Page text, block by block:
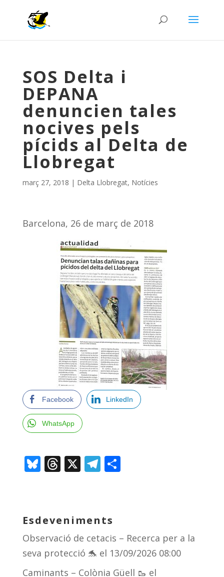
SOS Delta i
DEPANA
denuncien tales
nocives pels
pícids al Delta de
Llobregat
març 27, 2018 | Delta Llobregat, Notícies
Barcelona, 26 de març de 2018
Facebook LinkedIn
WhatsApp
Bl
sk
y
T
d
s
X T
gr
a
m
C
te
ix
Esdeveniments
Observació de cetacis – Recerca per a la
seva protecció 🐬 el 13/09/2026 08:00
Caminants – Colònia Güell 🥾 el